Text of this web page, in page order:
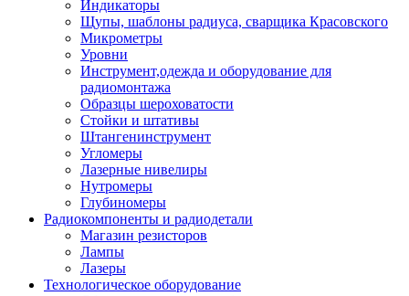
Индикаторы
Щупы, шаблоны радиуса, сварщика Красовского
Микрометры
Уровни
Инструмент,одежда и оборудование для
радиомонтажа
Образцы шероховатости
Стойки и штативы
Штангенинструмент
Угломеры
Лазерные нивелиры
Нутромеры
Глубиномеры
Радиокомпоненты и радиодетали
Магазин резисторов
Лампы
Лазеры
Технологическое оборудование